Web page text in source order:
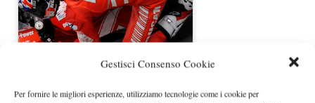
Gestisci Consenso Cookie
Per fornire le migliori esperienze, utilizziamo tecnologie come i cookie per
Moto Gp 2009: Seconda giornata di
Test in Qatar,…